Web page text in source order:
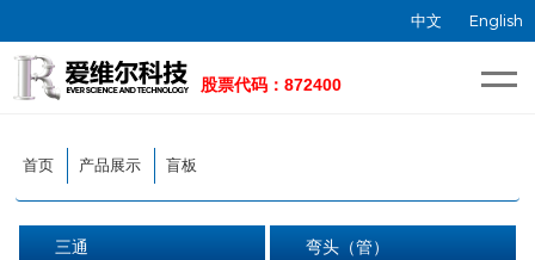
中文 English
首页 产品展示 盲板
三通 弯头（管）